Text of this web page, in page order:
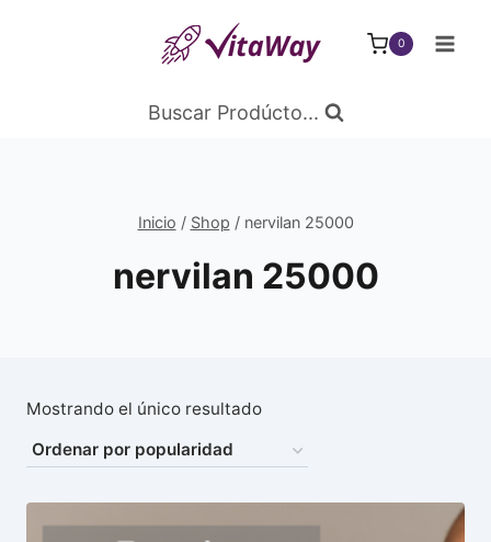
0
Buscar Prodúcto...
Inicio / Shop / nervilan 25000
nervilan 25000
Mostrando el único resultado